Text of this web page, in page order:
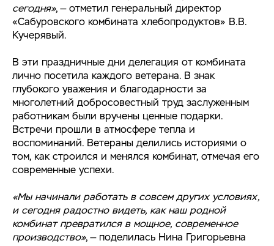
сегодня», — отметил генеральный директор
«Сабуровского комбината хлебопродуктов» В.В.
Кучерявый.
В эти праздничные дни делегация от комбината
лично посетила каждого ветерана. В знак
глубокого уважения и благодарности за
многолетний добросовестный труд заслуженным
работникам были вручены ценные подарки.
Встречи прошли в атмосфере тепла и
воспоминаний. Ветераны делились историями о
том, как строился и менялся комбинат, отмечая его
современные успехи.
«Мы начинали работать в совсем других условиях,
и сегодня радостно видеть, как наш родной
комбинат превратился в мощное, современное
производство», — поделилась Нина Григорьевна